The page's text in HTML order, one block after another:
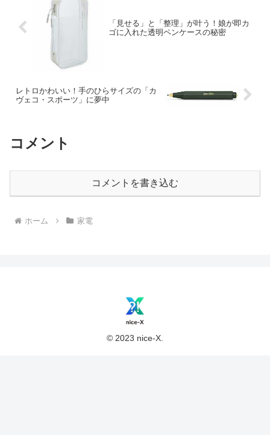
「見せる」と「整理」が叶う！娘が即カ
ゴに入れた透明ペンケースの秘密
レトロかわいい！手のひらサイズの「カ
ヴェコ・スポーツ」に夢中
コメント
コメントを書き込む
ホーム 家電
© 2023 nice-X.